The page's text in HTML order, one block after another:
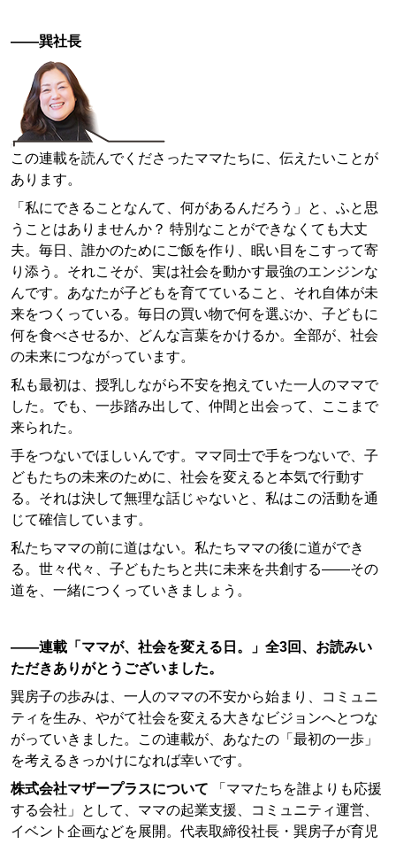
——巽社長
この連載を読んでくださったママたちに、伝えたいことが
あります。
「私にできることなんて、何があるんだろう」と、ふと思
うことはありませんか？ 特別なことができなくても大丈
夫。毎日、誰かのためにご飯を作り、眠い目をこすって寄
り添う。それこそが、実は社会を動かす最強のエンジンな
んです。あなたが子どもを育てていること、それ自体が未
来をつくっている。毎日の買い物で何を選ぶか、子どもに
何を食べさせるか、どんな言葉をかけるか。全部が、社会
の未来につながっています。
私も最初は、授乳しながら不安を抱えていた一人のママで
した。でも、一歩踏み出して、仲間と出会って、ここまで
来られた。
手をつないでほしいんです。ママ同士で手をつないで、子
どもたちの未来のために、社会を変えると本気で行動す
る。それは決して無理な話じゃないと、私はこの活動を通
じて確信しています。
私たちママの前に道はない。私たちママの後に道ができ
る。世々代々、子どもたちと共に未来を共創する——その
道を、一緒につくっていきましょう。
——連載「ママが、社会を変える日。」全3回、お読みい
ただきありがとうございました。
巽房子の歩みは、一人のママの不安から始まり、コミュニ
ティを生み、やがて社会を変える大きなビジョンへとつな
がっていきました。この連載が、あなたの「最初の一歩」
を考えるきっかけになれば幸いです。
株式会社マザープラスについて 「ママたちを誰よりも応援
する会社」として、ママの起業支援、コミュニティ運営、
イベント企画などを展開。代表取締役社長・巽房子が育児